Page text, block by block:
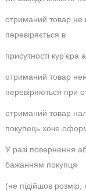
отриманий товар не
перевіряється в
присутності кур’єра
отриманий товар
перевіряються при
отриманий товар
покупець хоче
У разі повернення
бажанням покупця
(не підійшов розмір,